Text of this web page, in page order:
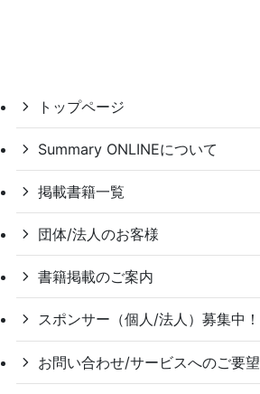
トップページ
Summary ONLINEについて
掲載書籍一覧
団体/法人のお客様
書籍掲載のご案内
スポンサー（個人/法人）募集中！
お問い合わせ/サービスへのご要望